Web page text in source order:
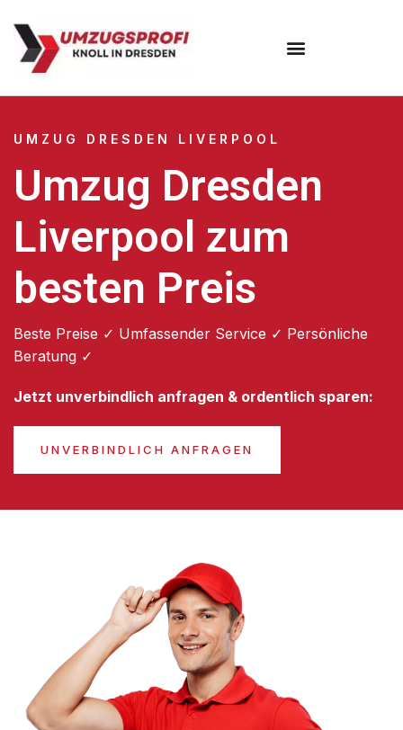
UMZUG DRESDEN LIVERPOOL
Umzug Dresden
Liverpool zum
besten Preis
Beste Preise ✓ Umfassender Service ✓ Persönliche
Beratung ✓
Jetzt unverbindlich anfragen & ordentlich sparen:
UNVERBINDLICH ANFRAGEN